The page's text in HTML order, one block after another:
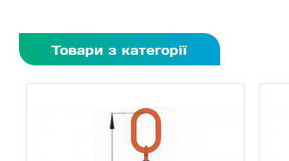
Товари з категорії